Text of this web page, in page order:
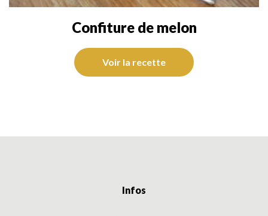
Confiture de melon
Voir la recette
Infos